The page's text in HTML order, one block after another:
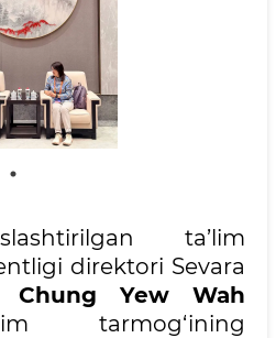
ta’lim
direktori Sevara
Chung Yew Wah
tarmog‘ining